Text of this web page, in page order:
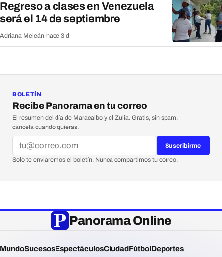
Regreso a clases en Venezuela
será el 14 de septiembre
Adriana Meleán hace 3 d
BOLETÍN
Recibe Panorama en tu correo
El resumen del día de Maracaibo y el Zulia. Gratis, sin spam,
cancela cuando quieras.
Suscribirme
Solo te enviaremos el boletín. Nunca compartimos tu correo.
Panorama Online
MundoSucesosEspectáculosCiudadFútbol Deportes